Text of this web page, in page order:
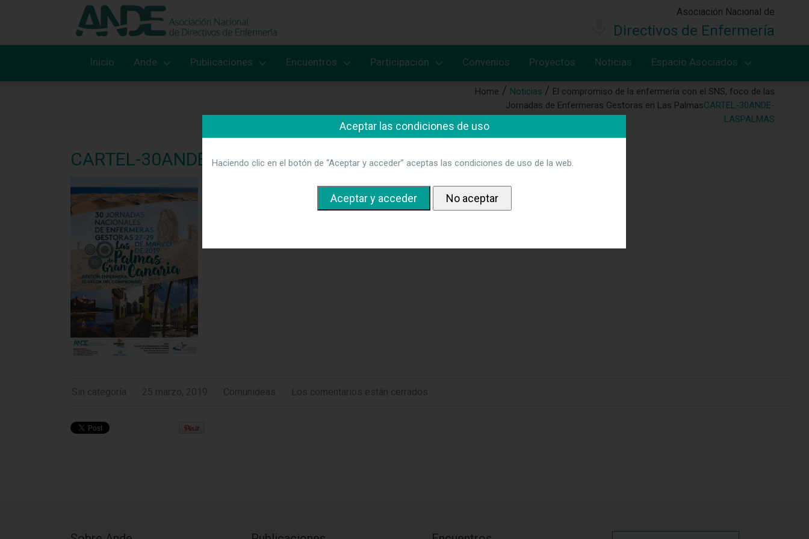
Asociación Nacional de
Directivos de Enfermería
Inicio Ande Publicaciones Encuentros Participación Convenios Proyectos Noticias Espacio Asociados
Home Noticias
El compromiso de la enfermería con el SNS, foco de las
Jornadas de Enfermeras Gestoras en Las PalmasCARTEL-30ANDE-
LASPALMAS
CARTEL-30ANDE-LASPALMAS
Sin categoría 25 marzo, 2019 Comunideas Los comentarios están cerrados.
Aceptar las condiciones de uso
Haciendo clic en el botón de “Aceptar y acceder” aceptas las condiciones de uso de la web.